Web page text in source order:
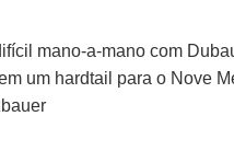
mano-a-mano com
um hardtail para o Nove